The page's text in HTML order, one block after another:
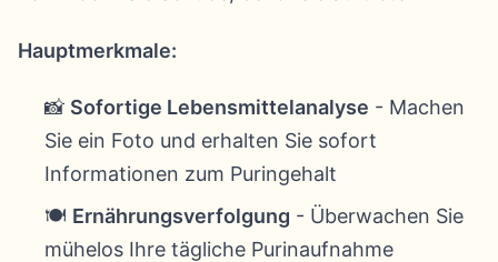
Hauptmerkmale:
📸 Sofortige Lebensmittelanalyse - Machen
Sie ein Foto und erhalten Sie sofort
Informationen zum Puringehalt
🍽️ Ernährungsverfolgung - Überwachen Sie
mühelos Ihre tägliche Purinaufnahme